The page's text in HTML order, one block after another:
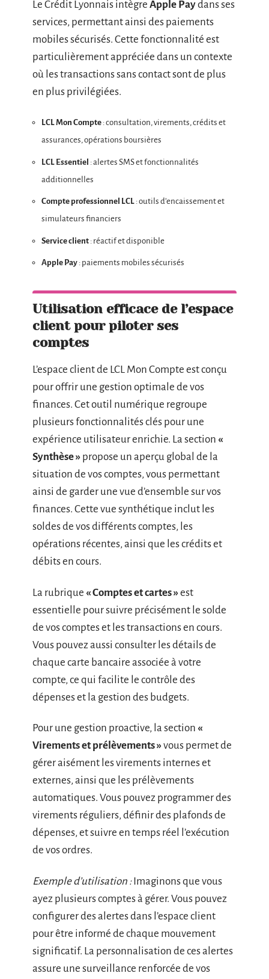
Le Crédit Lyonnais intègre Apple Paydans ses
services, permettant ainsi des paiements
mobiles sécurisés. Cette fonctionnalité est
particulièrement appréciée dans un contexte
où les transactions sans contact sont de plus
en plus privilégiées.
LCL Mon Compte : consultation, virements, crédits et
assurances, opérations boursières
LCL Essentiel : alertes SMS et fonctionnalités
additionnelles
Compte professionnel LCL : outils d’encaissement et
simulateurs financiers
Service client : réactif et disponible
Apple Pay : paiements mobiles sécurisés
Utilisation efficace de l’espace
client pour piloter ses
comptes
L’espace client de LCL Mon Compte est conçu
pour offrir une gestion optimale de vos
finances. Cet outil numérique regroupe
plusieurs fonctionnalités clés pour une
expérience utilisateur enrichie. La section «
Synthèse » propose un aperçu global de la
situation de vos comptes, vous permettant
ainsi de garder une vue d’ensemble sur vos
finances. Cette vue synthétique inclut les
soldes de vos différents comptes, les
opérations récentes, ainsi que les crédits et
débits en cours.
La rubrique « Comptes et cartes »est
essentielle pour suivre précisément le solde
de vos comptes et les transactions en cours.
Vous pouvez aussi consulter les détails de
chaque carte bancaire associée à votre
compte, ce qui facilite le contrôle des
dépenses et la gestion des budgets.
Pour une gestion proactive, la section «
Virements et prélèvements »vous permet de
gérer aisément les virements internes et
externes, ainsi que les prélèvements
automatiques. Vous pouvez programmer des
virements réguliers, définir des plafonds de
dépenses, et suivre en temps réel l’exécution
de vos ordres.
Exemple d’utilisation :Imaginons que vous
ayez plusieurs comptes à gérer. Vous pouvez
configurer des alertes dans l’espace client
pour être informé de chaque mouvement
significatif. La personnalisation de ces alertes
assure une surveillance renforcée de vos